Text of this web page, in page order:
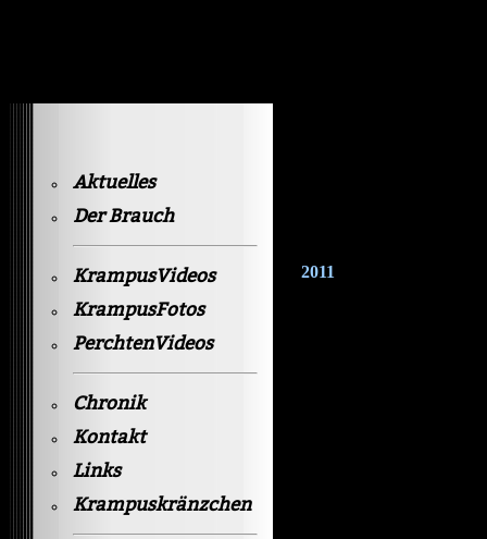
Aktuelles
Der Brauch
KrampusVideos
KrampusFotos
PerchtenVideos
Chronik
Kontakt
Links
Krampuskränzchen
2011